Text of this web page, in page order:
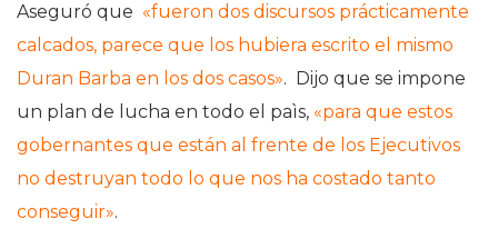
Aseguró que «fueron dos discursos prácticamente
calcados, parece que los hubiera escrito el mismo
Duran Barba en los dos casos». Dijo que se impone
un plan de lucha en todo el paìs, «para que estos
gobernantes que están al frente de los Ejecutivos
no destruyan todo lo que nos ha costado tanto
conseguir».